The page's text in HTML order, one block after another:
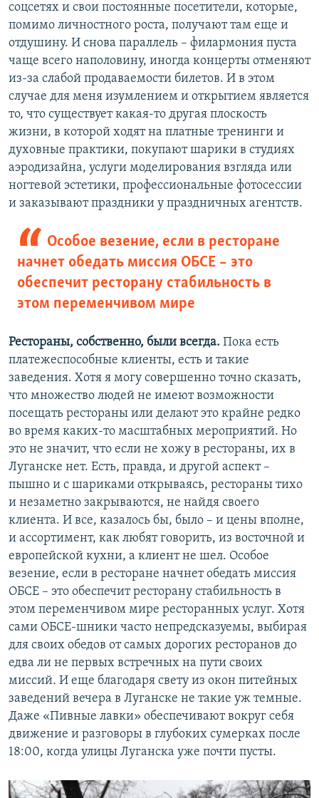
соцсетях и свои постоянные посетители, которые,
помимо личностного роста, получают там еще и
отдушину. И снова параллель – филармония пуста
чаще всего наполовину, иногда концерты отменяют
из-за слабой продаваемости билетов. И в этом
случае для меня изумлением и открытием является
то, что существует какая-то другая плоскость
жизни, в которой ходят на платные тренинги и
духовные практики, покупают шарики в студиях
аэродизайна, услуги моделирования взгляда или
ногтевой эстетики, профессиональные фотосессии
и заказывают праздники у праздничных агентств.
Особое везение, если в ресторане
начнет обедать миссия ОБСЕ – это
обеспечит ресторану стабильность в
этом переменчивом мире
Рестораны, собственно, были всегда. Пока есть
платежеспособные клиенты, есть и такие
заведения. Хотя я могу совершенно точно сказать,
что множество людей не имеют возможности
посещать рестораны или делают это крайне редко
во время каких-то масштабных мероприятий. Но
это не значит, что если не хожу в рестораны, их в
Луганске нет. Есть, правда, и другой аспект –
пышно и с шариками открываясь, рестораны тихо
и незаметно закрываются, не найдя своего
клиента. И все, казалось бы, было – и цены вполне,
и ассортимент, как любят говорить, из восточной и
европейской кухни, а клиент не шел. Особое
везение, если в ресторане начнет обедать миссия
ОБСЕ – это обеспечит ресторану стабильность в
этом переменчивом мире ресторанных услуг. Хотя
сами ОБСЕ-шники часто непредсказуемы, выбирая
для своих обедов от самых дорогих ресторанов до
едва ли не первых встречных на пути своих
миссий. И еще благодаря свету из окон питейных
заведений вечера в Луганске не такие уж темные.
Даже «Пивные лавки» обеспечивают вокруг себя
движение и разговоры в глубоких сумерках после
18:00, когда улицы Луганска уже почти пусты.